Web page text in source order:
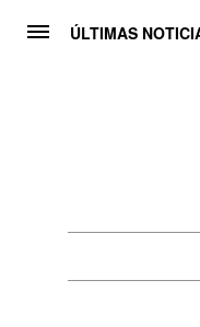
ÚLTIMAS